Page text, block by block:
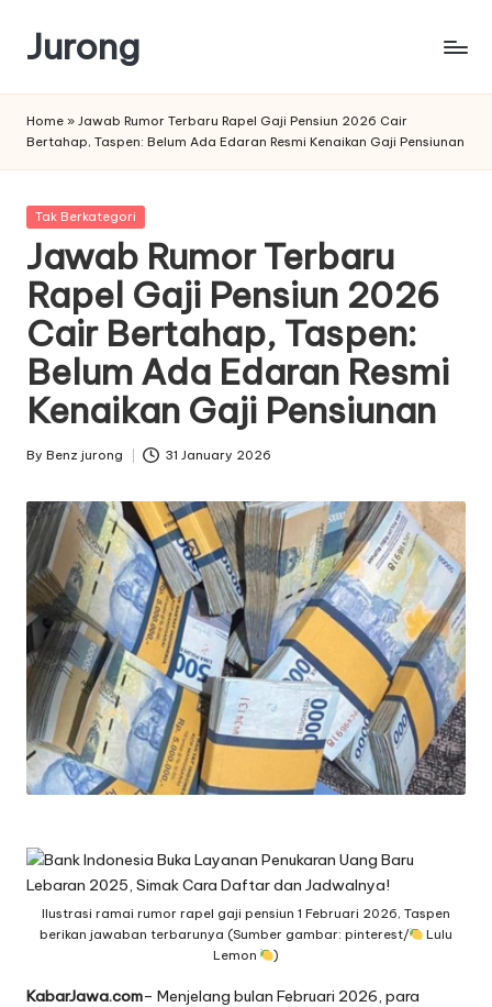
content
Jurong
Home » Jawab Rumor Terbaru Rapel Gaji Pensiun 2026 Cair
Bertahap, Taspen: Belum Ada Edaran Resmi Kenaikan Gaji Pensiunan
Posted
Tak Berkategori
Jawab Rumor Terbaru
Rapel Gaji Pensiun 2026
Cair Bertahap, Taspen:
Belum Ada Edaran Resmi
Kenaikan Gaji Pensiunan
Posted
By Benz jurong 31 January 2026
Ilustrasi ramai rumor rapel gaji pensiun 1 Februari 2026, Taspen
berikan jawaban terbarunya (Sumber gambar: pinterest/
Lulu
Lemon
)
KabarJawa.com– Menjelang bulan Februari 2026, para